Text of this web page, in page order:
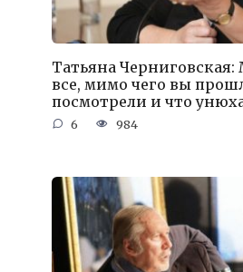
Татьяна
все, мимо чего вы
посмотрели и что
6 984